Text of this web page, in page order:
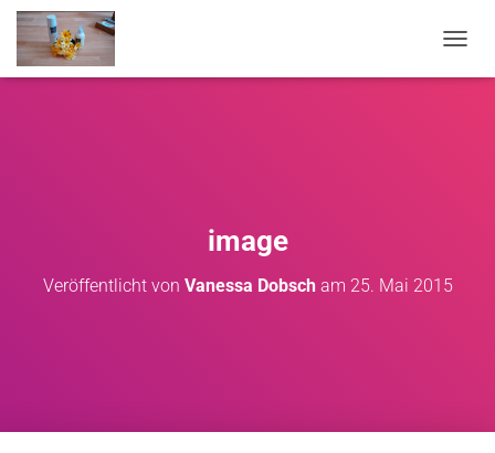
image
Veröffentlicht von Vanessa Dobscham 25. Mai 2015